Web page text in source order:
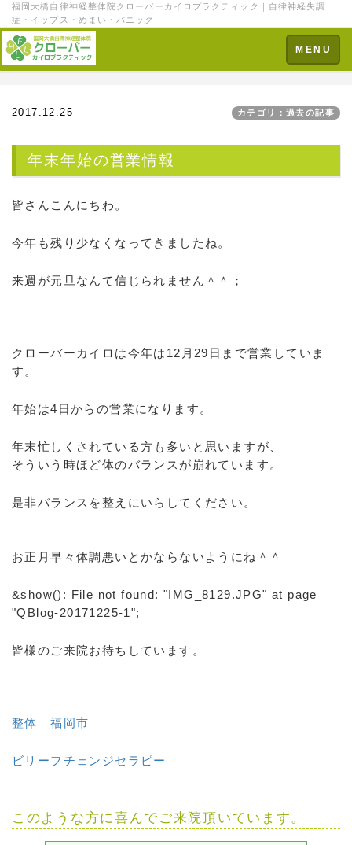
福岡大橋自律神経整体院クローバーカイロプラクティック｜自律神経失調
症・イップス・めまい・パニック
Toggle
navigation
MENU
2017.12.25 カテゴリ：過去の記事
年末年始の営業情報
皆さんこんにちわ。
今年も残り少なくなってきましたね。
来週が元旦なんて信じられません＾＾；
クローバーカイロは今年は12月29日まで営業していま
す。
年始は4日からの営業になります。
年末忙しくされている方も多いと思いますが、
そういう時ほど体のバランスが崩れています。
是非バランスを整えにいらしてください。
お正月早々体調悪いとかならないようにね＾＾
&show(): File not found: "IMG_8129.JPG" at page
"QBlog-20171225-1";
皆様のご来院お待ちしています。
整体 福岡市
ビリーフチェンジセラピー
このような方に喜んでご来院頂いています。